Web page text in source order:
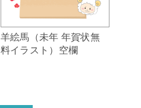
羊絵馬（未年 年賀状無
料イラスト）空欄